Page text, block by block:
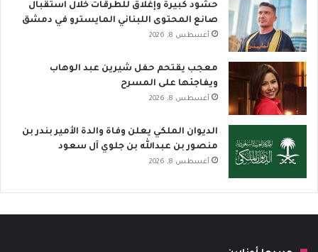
حشود كبيرة وإغلاق للطرقات خلال استقبال
صانع المحتوى اللبناني المايسترو في دمشق
أغسطس 8, 2026
معجب يقتحم حفل شيرين عبد الوهاب
ويفاجئها على المسرح
أغسطس 8, 2026
الديوان الملكي يعلن وفاة والدة الأمير بندر بن
منصور بن عبدالله بن جلوي آل سعود
أغسطس 8, 2026